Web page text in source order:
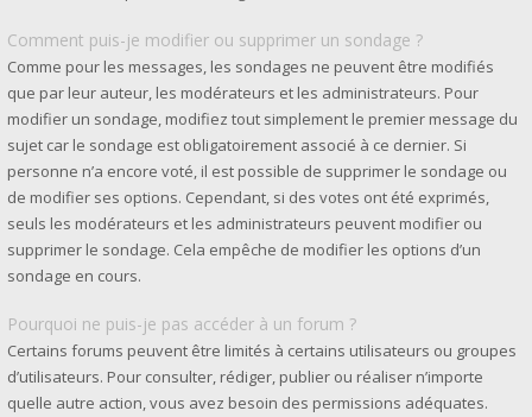
Comment puis-je modifier ou supprimer un sondage ?
Comme pour les messages, les sondages ne peuvent être modifiés
que par leur auteur, les modérateurs et les administrateurs. Pour
modifier un sondage, modifiez tout simplement le premier message du
sujet car le sondage est obligatoirement associé à ce dernier. Si
personne n’a encore voté, il est possible de supprimer le sondage ou
de modifier ses options. Cependant, si des votes ont été exprimés,
seuls les modérateurs et les administrateurs peuvent modifier ou
supprimer le sondage. Cela empêche de modifier les options d’un
sondage en cours.
Pourquoi ne puis-je pas accéder à un forum ?
Certains forums peuvent être limités à certains utilisateurs ou groupes
d’utilisateurs. Pour consulter, rédiger, publier ou réaliser n’importe
quelle autre action, vous avez besoin des permissions adéquates.